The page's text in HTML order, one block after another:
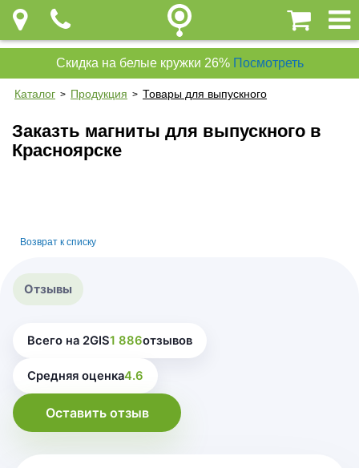
Скидка на белые кружки 26% Посмотреть
Каталог > Продукция > Товары для выпускного
Заказть магниты для выпускного в
Красноярске
Возврат к списку
Отзывы
Всего на 2GIS1 886отзывов
Средняя оценка4.6
Оставить отзыв